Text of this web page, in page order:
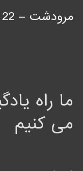
مرودشت – 22 بهمن شمالی
ما راه
می کنیم